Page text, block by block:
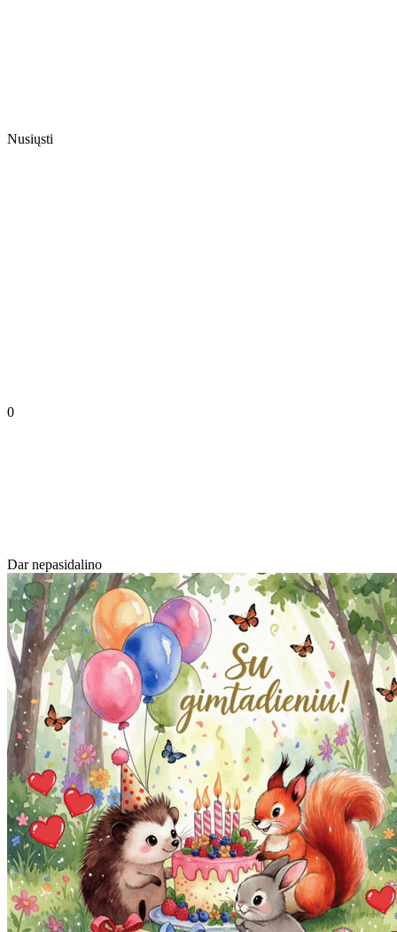
Nusiųsti
0
Dar nepasidalino